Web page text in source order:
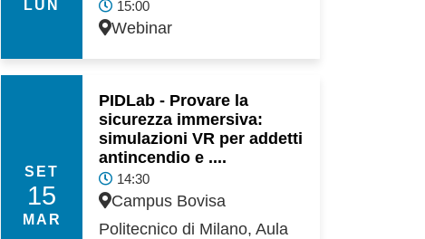
LUN 15:00
Webinar
SET
15
MAR
PIDLab - Provare la
sicurezza immersiva:
simulazioni VR per addetti
antincendio e ....
14:30
Campus Bovisa
Politecnico di Milano, Aula